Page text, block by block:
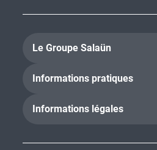
Le Groupe Salaün
Informations pratiques
Informations légales